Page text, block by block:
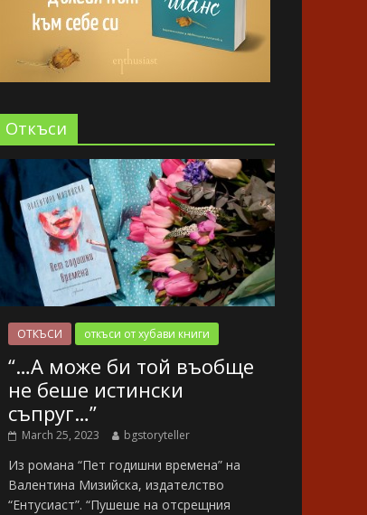
Oткъси
ОТКЪСИ откъси от хубави книги
“…А може би той въобще
не беше истински
съпруг…”
March 25, 2023 bgstoryteller
Из романа “Пет годишни времена” на
Валентина Мизийска, издателство
“Ентусиаст”. “Пушеше на отсрещния